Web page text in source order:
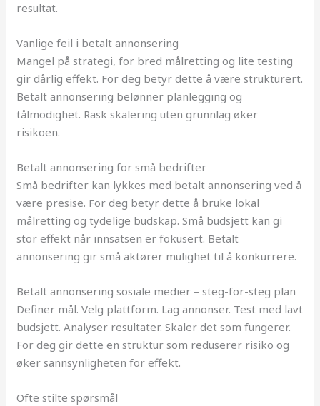
resultat.
Vanlige feil i betalt annonsering
Mangel på strategi, for bred målretting og lite testing
gir dårlig effekt. For deg betyr dette å være strukturert.
Betalt annonsering belønner planlegging og
tålmodighet. Rask skalering uten grunnlag øker
risikoen.
Betalt annonsering for små bedrifter
Små bedrifter kan lykkes med betalt annonsering ved å
være presise. For deg betyr dette å bruke lokal
målretting og tydelige budskap. Små budsjett kan gi
stor effekt når innsatsen er fokusert. Betalt
annonsering gir små aktører mulighet til å konkurrere.
Betalt annonsering sosiale medier – steg-for-steg plan
Definer mål. Velg plattform. Lag annonser. Test med lavt
budsjett. Analyser resultater. Skaler det som fungerer.
For deg gir dette en struktur som reduserer risiko og
øker sannsynligheten for effekt.
Ofte stilte spørsmål